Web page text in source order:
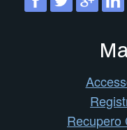
Recupero